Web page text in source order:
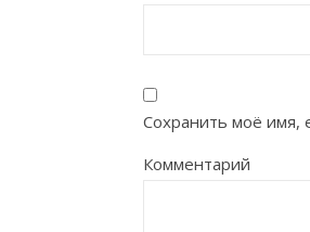
Сохранить моё имя,
Комментарий